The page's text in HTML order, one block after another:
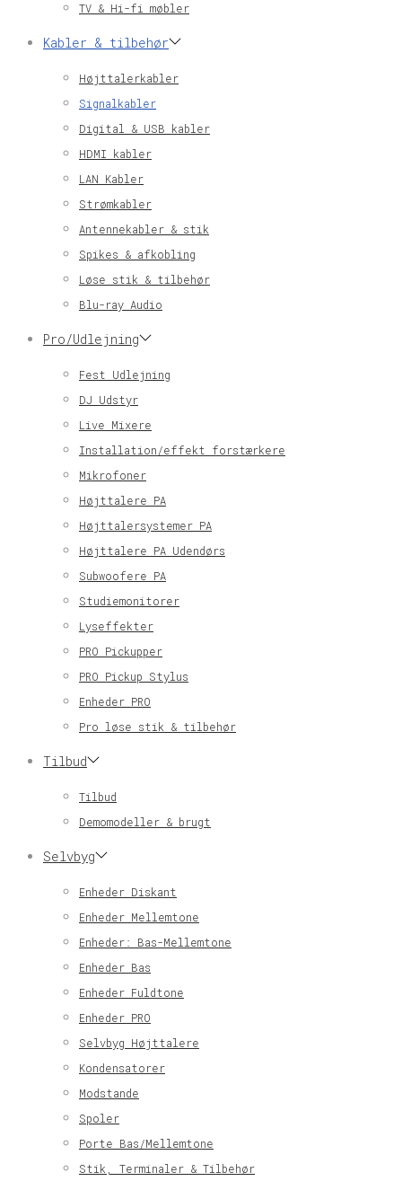
TV & Hi-fi møbler
Kabler & tilbehør
Højttalerkabler
Signalkabler
Digital & USB kabler
HDMI kabler
LAN Kabler
Strømkabler
Antennekabler & stik
Spikes & afkobling
Løse stik & tilbehør
Blu-ray Audio
Pro/Udlejning
Fest Udlejning
DJ Udstyr
Live Mixere
Installation/effekt forstærkere
Mikrofoner
Højttalere PA
Højttalersystemer PA
Højttalere PA Udendørs
Subwoofere PA
Studiemonitorer
Lyseffekter
PRO Pickupper
PRO Pickup Stylus
Enheder PRO
Pro løse stik & tilbehør
Tilbud
Tilbud
Demomodeller & brugt
Selvbyg
Enheder Diskant
Enheder Mellemtone
Enheder: Bas-Mellemtone
Enheder Bas
Enheder Fuldtone
Enheder PRO
Selvbyg Højttalere
Kondensatorer
Modstande
Spoler
Porte Bas/Mellemtone
Stik, Terminaler & Tilbehør